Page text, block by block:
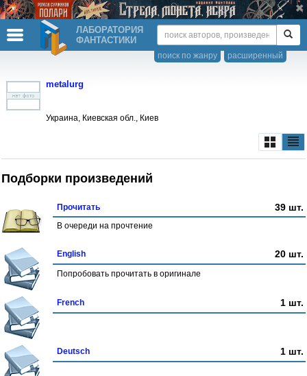
ЛАБОРАТОРИЯ
ФАНТАСТИКИ
расширенный
поиск по жанру
metalurg
Украина, Киевская обл., Киев
Подборки произведений
Прочитать 39 шт.
В очереди на прочтение
English 20 шт.
Попробовать прочитать в оригинале
French 1 шт.
Deutsch 1 шт.